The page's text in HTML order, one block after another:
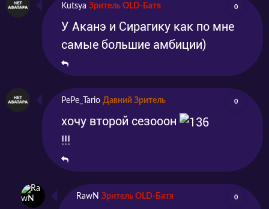
Kutsya Зритель OLD-Батя 0
У Аканэ и Сирагику как по мне
самые большие амбиции)
PePe_Tario Давний Зритель 0
хочу второй сезооон
!!!
RawN Зритель OLD-Батя 0